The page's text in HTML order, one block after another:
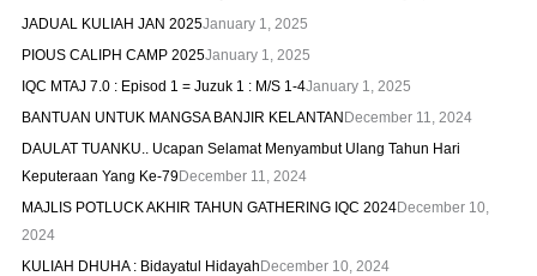
JADUAL KULIAH JAN 2025January 1, 2025
PIOUS CALIPH CAMP 2025January 1, 2025
IQC MTAJ 7.0 : Episod 1 = Juzuk 1 : M/S 1-4January 1, 2025
BANTUAN UNTUK MANGSA BANJIR KELANTANDecember 11, 2024
DAULAT TUANKU.. Ucapan Selamat Menyambut Ulang Tahun Hari
Keputeraan Yang Ke-79December 11, 2024
MAJLIS POTLUCK AKHIR TAHUN GATHERING IQC 2024December 10,
2024
KULIAH DHUHA : Bidayatul HidayahDecember 10, 2024